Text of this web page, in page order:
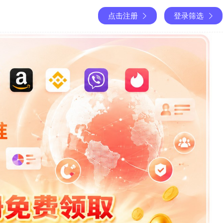
点击注册 登录筛选